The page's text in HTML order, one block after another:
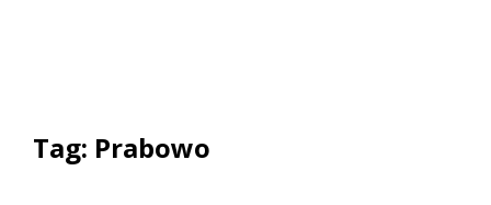
Tag: Prabowo